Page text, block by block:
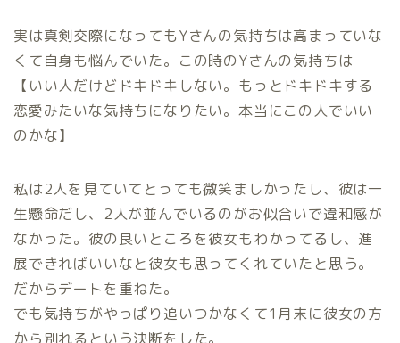
実は真剣交際になってもYさんの気持ちは高まっていな
くて自身も悩んでいた。この時のYさんの気持ちは
【いい人だけどドキドキしない。もっとドキドキする
恋愛みたいな気持ちになりたい。本当にこの人でいい
のかな】
私は2人を見ていてとっても微笑ましかったし、彼は一
生懸命だし、2人が並んでいるのがお似合いで違和感が
なかった。彼の良いところを彼女もわかってるし、進
展できればいいなと彼女も思ってくれていたと思う。
だからデートを重ねた。
でも気持ちがやっぱり追いつかなくて1月末に彼女の方
から別れるという決断をした。